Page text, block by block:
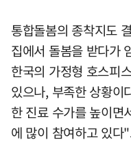
통합돌봄의 종착지도
집에서 돌봄을 받다가
한국의 가정형 호스피
있으나, 부족한 상황이
한 진료 수가를 높이면
에 많이 참여하고 있다